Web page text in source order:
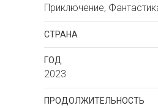
Приключение,
СТРАНА
ГОД
2023
ПРОДОЛЖИТЕЛЬНОСТЬ